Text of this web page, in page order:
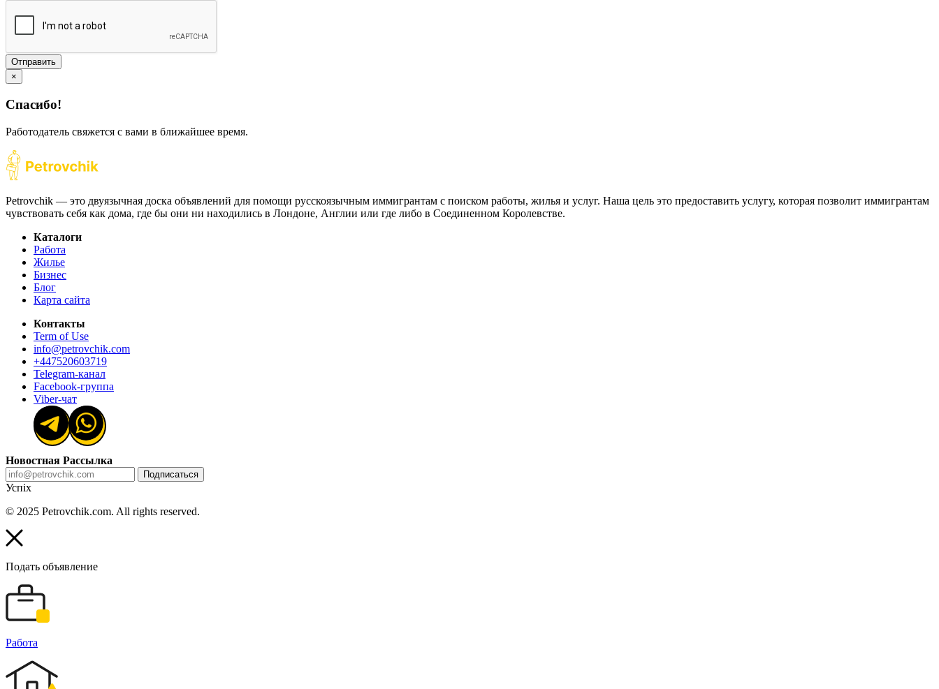
Отправить
×
Спасибо!
Работодатель свяжется с вами в ближайшее время.
Petrovchik — это двуязычная доска объявлений для помощи русскоязычным иммигрантам с поиском работы, жилья и услуг. Наша цель это предоставить услугу, которая позволит иммигрантам
чувствовать себя как дома, где бы они ни находились в Лондоне, Англии или где либо в Соединенном Королевстве.
Каталоги
Работа
Жилье
Бизнес
Блог
Карта сайта
Контакты
Term of Use
info@petrovchik.com
+447520603719
Telegram-канал
Facebook-группа
Viber-чат
Новостная Рассылка
Подписаться
Успіх
© 2025 Petrovchik.com. All rights reserved.
Подать объявление
Работа